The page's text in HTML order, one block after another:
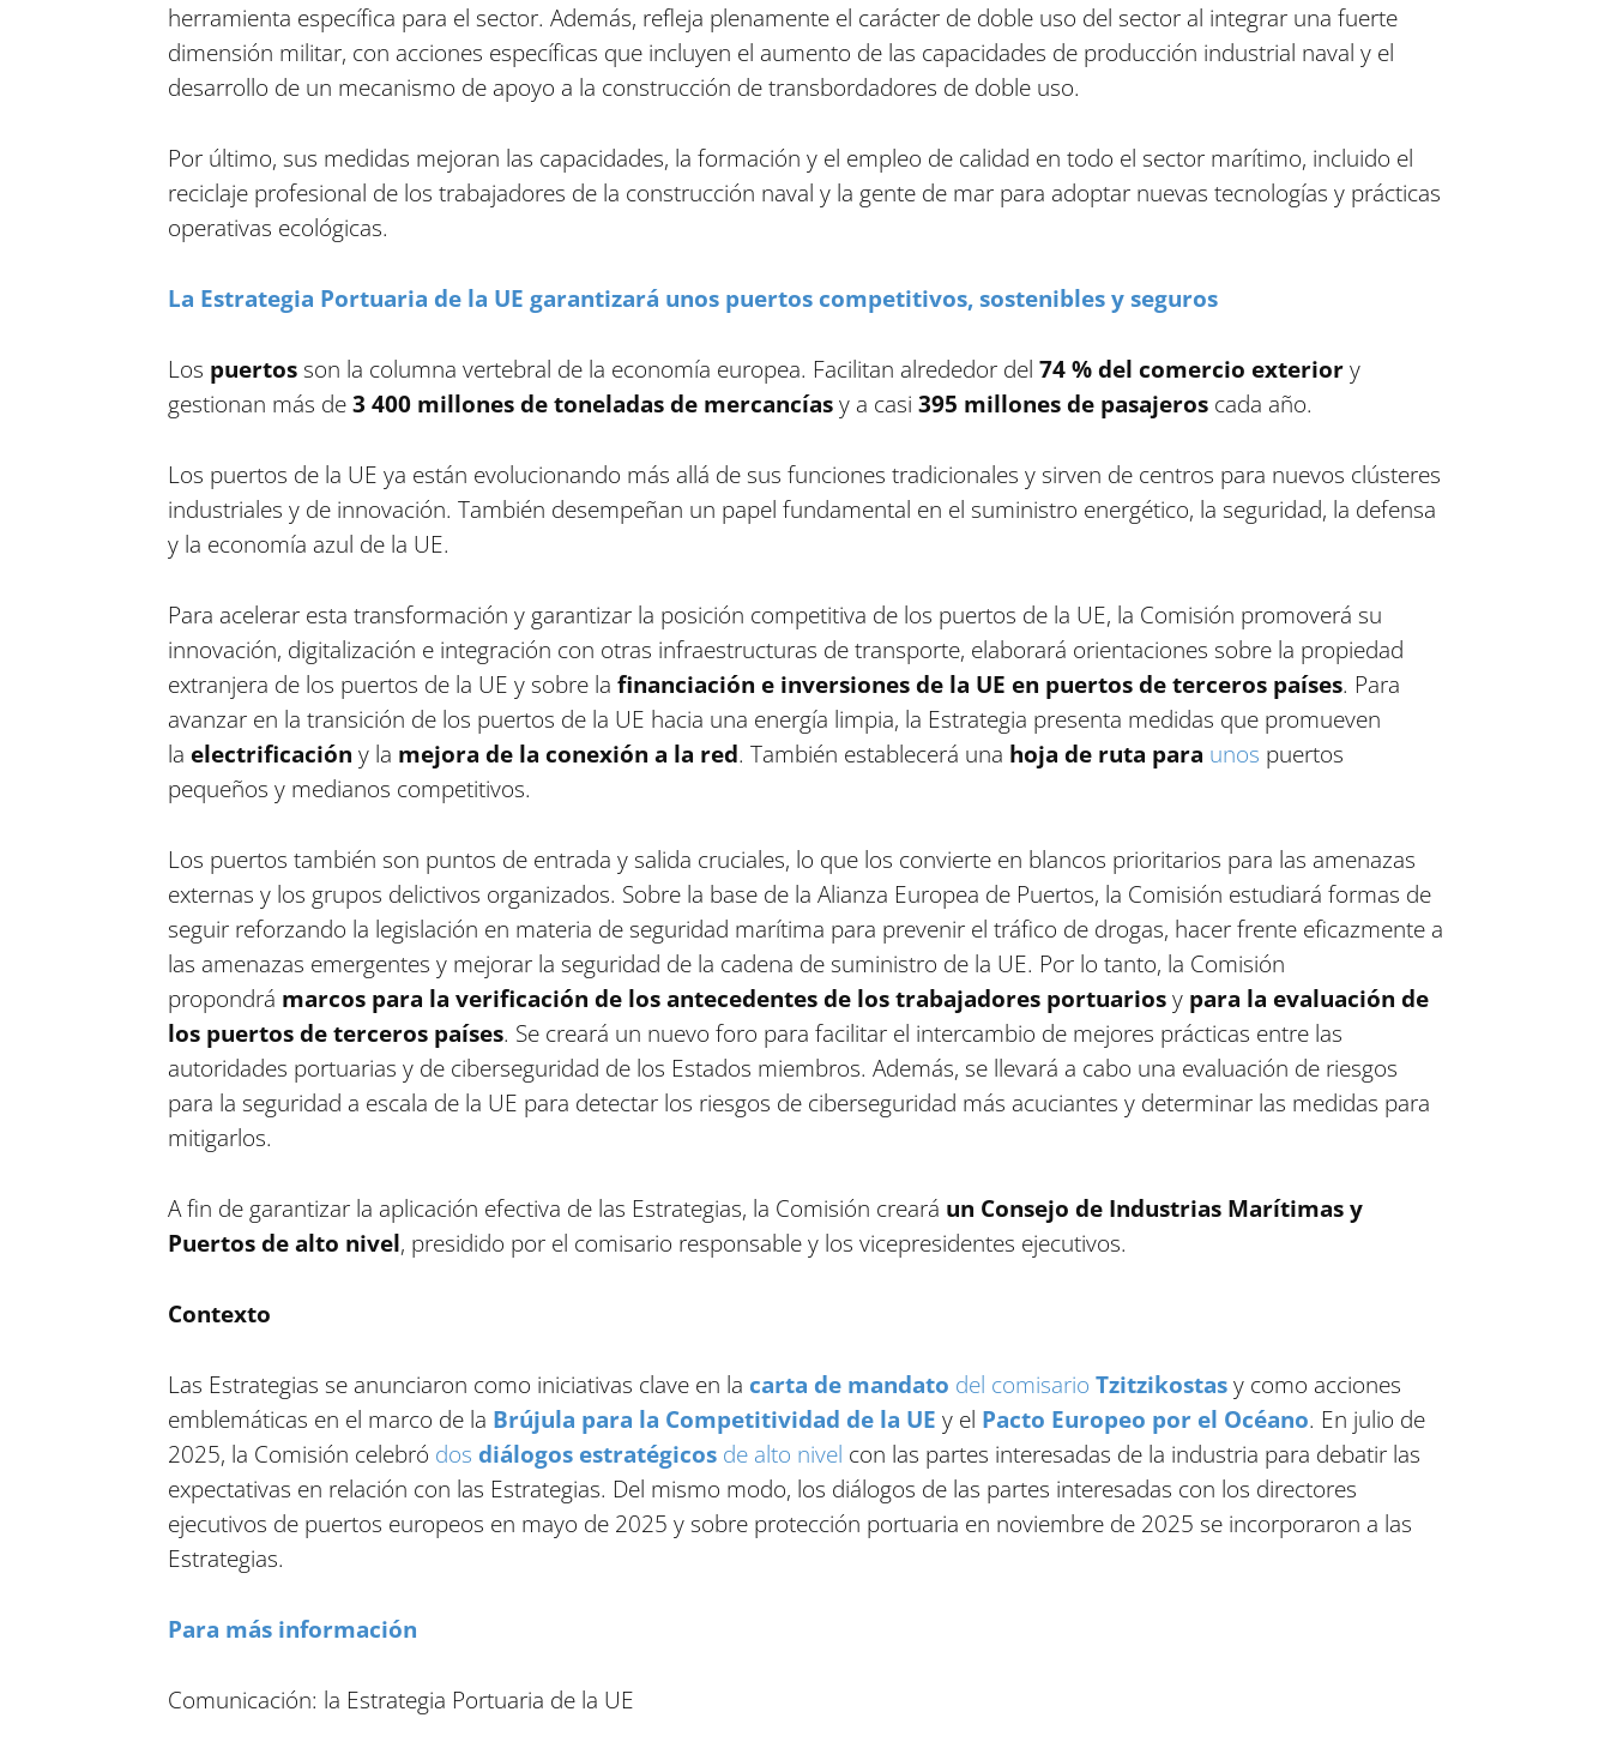
herramienta específica para el sector. Además, refleja plenamente el carácter de doble uso del sector al integrar una fuerte
dimensión militar, con acciones específicas que incluyen el aumento de las capacidades de producción industrial naval y el
desarrollo de un mecanismo de apoyo a la construcción de transbordadores de doble uso.
Por último, sus medidas mejoran las capacidades, la formación y el empleo de calidad en todo el sector marítimo, incluido el
reciclaje profesional de los trabajadores de la construcción naval y la gente de mar para adoptar nuevas tecnologías y prácticas
operativas ecológicas.
La Estrategia Portuaria de la UE garantizará unos puertos competitivos, sostenibles y seguros
Los puertosson la columna vertebral de la economía europea. Facilitan alrededor del 74 % del comercio exteriory
gestionan más de3 400 millones de toneladas de mercancíasy a casi 395 millones de pasajeroscada año.
Los puertos de la UE ya están evolucionando más allá de sus funciones tradicionales y sirven de centros para nuevos clústeres
industriales y de innovación. También desempeñan un papel fundamental en el suministro energético, la seguridad, la defensa
y la economía azul de la UE.
Para acelerar esta transformación y garantizar la posición competitiva de los puertos de la UE, la Comisión promoverá su
innovación, digitalización e integración con otras infraestructuras de transporte, elaborará orientaciones sobre la propiedad
extranjera de los puertos de la UE y sobre la financiación e inversiones de la UE en puertos de terceros países. Para
avanzar en la transición de los puertos de la UE hacia una energía limpia, la Estrategia presenta medidas que promueven
la electrificación y la mejora de la conexión a la red. También establecerá una hoja de ruta para unos puertos
pequeños y medianos competitivos.
Los puertos también son puntos de entrada y salida cruciales, lo que los convierte en blancos prioritarios para las amenazas
externas y los grupos delictivos organizados. Sobre la base de la Alianza Europea de Puertos, la Comisión estudiará formas de
seguir reforzando la legislación en materia de seguridad marítima para prevenir el tráfico de drogas, hacer frente eficazmente a
las amenazas emergentes y mejorar la seguridad de la cadena de suministro de la UE. Por lo tanto, la Comisión
propondrá marcos para la verificación de los antecedentes de los trabajadores portuariosy para la evaluación de
los puertos de terceros países. Se creará un nuevo foro para facilitar el intercambio de mejores prácticas entre las
autoridades portuarias y de ciberseguridad de los Estados miembros. Además, se llevará a cabo una evaluación de riesgos
para la seguridad a escala de la UE para detectar los riesgos de ciberseguridad más acuciantes y determinar las medidas para
mitigarlos.
A fin de garantizar la aplicación efectiva de las Estrategias, la Comisión creará un Consejo de Industrias Marítimas y
Puertos de alto nivel, presidido por el comisario responsable y los vicepresidentes ejecutivos.
Contexto
Las Estrategias se anunciaron como iniciativas clave en la carta de mandato del comisario Tzitzikostasy como acciones
emblemáticas en el marco de la Brújula para la Competitividad de la UE y el Pacto Europeo por el Océano. En julio de
2025, la Comisión celebró dos diálogos estratégicosde alto nivel con las partes interesadas de la industria para debatir las
expectativas en relación con las Estrategias. Del mismo modo, los diálogos de las partes interesadas con los directores
ejecutivos de puertos europeos en mayo de 2025 y sobre protección portuaria en noviembre de 2025 se incorporaron a las
Estrategias.
Para más información
Comunicación: la Estrategia Portuaria de la UE